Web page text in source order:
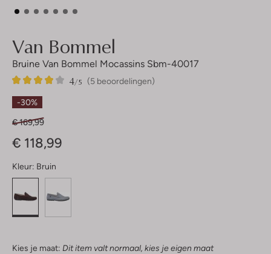
Van Bommel
Bruine Van Bommel Mocassins Sbm-40017
(5 beoordelingen)
4/5
5
4
Sterren
-30%
€ 169,99
€ 118,99
Kleur: Bruin
Kies je maat: Dit item valt normaal, kies je eigen maat